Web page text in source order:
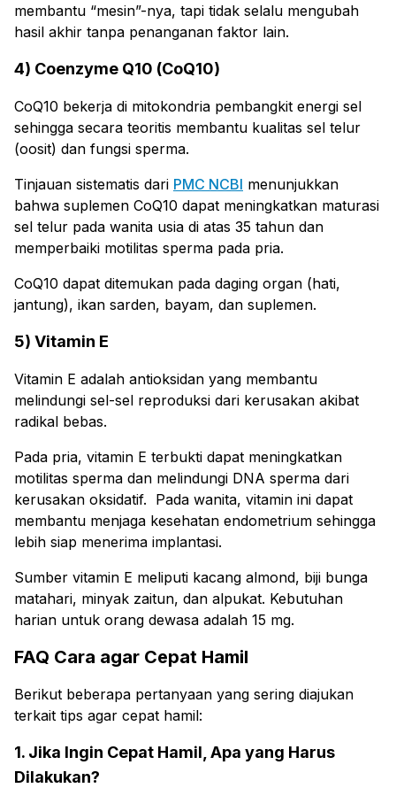
membantu “mesin”-nya, tapi tidak selalu mengubah
hasil akhir tanpa penanganan faktor lain.
4) Coenzyme Q10 (CoQ10)
CoQ10 bekerja di mitokondria pembangkit energi sel
sehingga secara teoritis membantu kualitas sel telur
(oosit) dan fungsi sperma.
Tinjauan sistematis dari PMC NCBI menunjukkan
bahwa suplemen CoQ10 dapat meningkatkan maturasi
sel telur pada wanita usia di atas 35 tahun dan
memperbaiki motilitas sperma pada pria.
CoQ10 dapat ditemukan pada daging organ (hati,
jantung), ikan sarden, bayam, dan suplemen.
5) Vitamin E
Vitamin E adalah antioksidan yang membantu
melindungi sel-sel reproduksi dari kerusakan akibat
radikal bebas.
Pada pria, vitamin E terbukti dapat meningkatkan
motilitas sperma dan melindungi DNA sperma dari
kerusakan oksidatif. Pada wanita, vitamin ini dapat
membantu menjaga kesehatan endometrium sehingga
lebih siap menerima implantasi.
Sumber vitamin E meliputi kacang almond, biji bunga
matahari, minyak zaitun, dan alpukat. Kebutuhan
harian untuk orang dewasa adalah 15 mg.
FAQ Cara agar Cepat Hamil
Berikut beberapa pertanyaan yang sering diajukan
terkait tips agar cepat hamil:
1. Jika Ingin Cepat Hamil, Apa yang Harus
Dilakukan?